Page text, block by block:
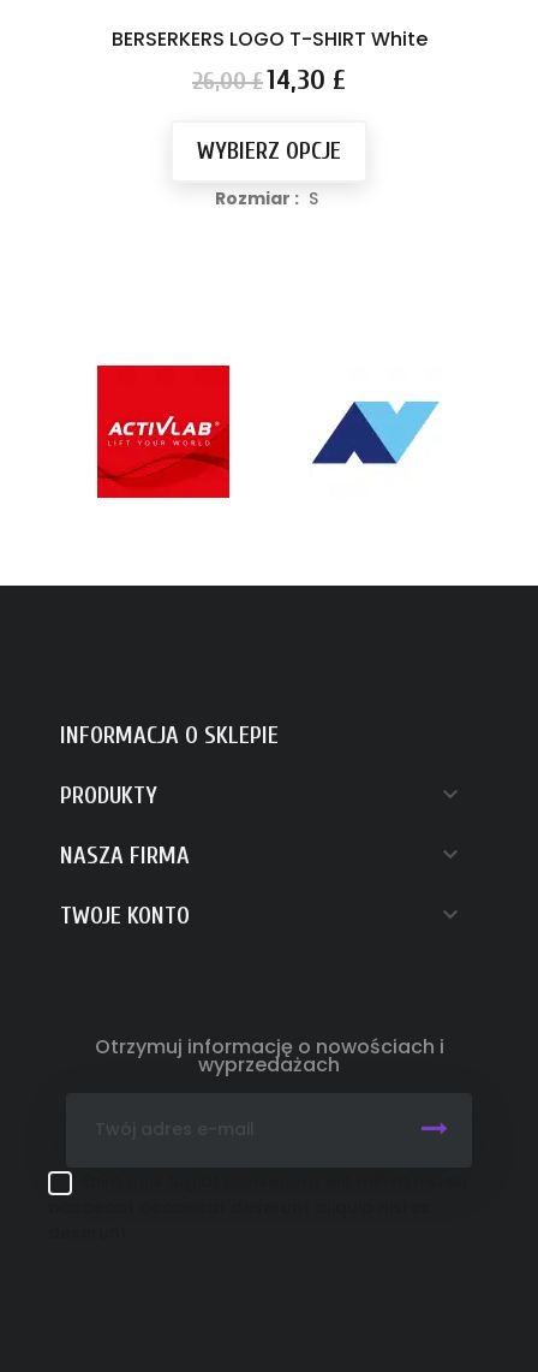
BERSERKERS LOGO T-SHIRT White
Cena
podstawowa
26,00 £Cena
14,30 £
WYBIERZ OPCJE
Rozmiar : S
INFORMACJA O SKLEPIE
PRODUKTY 
NASZA FIRMA 
TWOJE KONTO 
Otrzymuj informację o nowościach i
wyprzedażach